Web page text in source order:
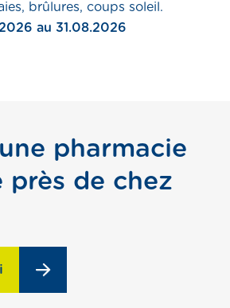
brûlures, coups soleil.
au 31.08.2026
pharmacie
près de chez